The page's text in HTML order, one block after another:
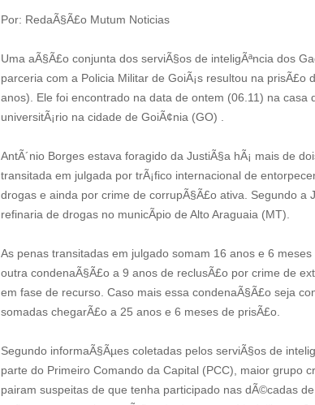
Por: RedaÃ§Ã£o Mutum Noticias
Uma aÃ§Ã£o conjunta dos serviÃ§os de inteligÃªncia dos
parceria com a Policia Militar de GoiÃ¡s resultou na prisÃ£o
anos). Ele foi encontrado na data de ontem (06.11) na casa
universitÃ¡rio na cidade de GoiÃ¢nia (GO) .
AntÃ´nio Borges estava foragido da JustiÃ§a hÃ¡ mais de
transitada em julgada por trÃ¡fico internacional de
drogas e ainda por crime de corrupÃ§Ã£o ativa. Segundo a
refinaria de drogas no municÃ­pio de Alto Araguaia (MT).
As penas transitadas em julgado somam 16 anos e 6
outra condenaÃ§Ã£o a 9 anos de reclusÃ£o por crime de
em fase de recurso. Caso mais essa condenaÃ§Ã£o seja
somadas chegarÃ£o a 25 anos e 6 meses de prisÃ£o.
Segundo informaÃ§Ãµes coletadas pelos serviÃ§os de
parte do Primeiro Comando da Capital (PCC), maior grupo
pairam suspeitas de que tenha participado nas dÃ©cadas